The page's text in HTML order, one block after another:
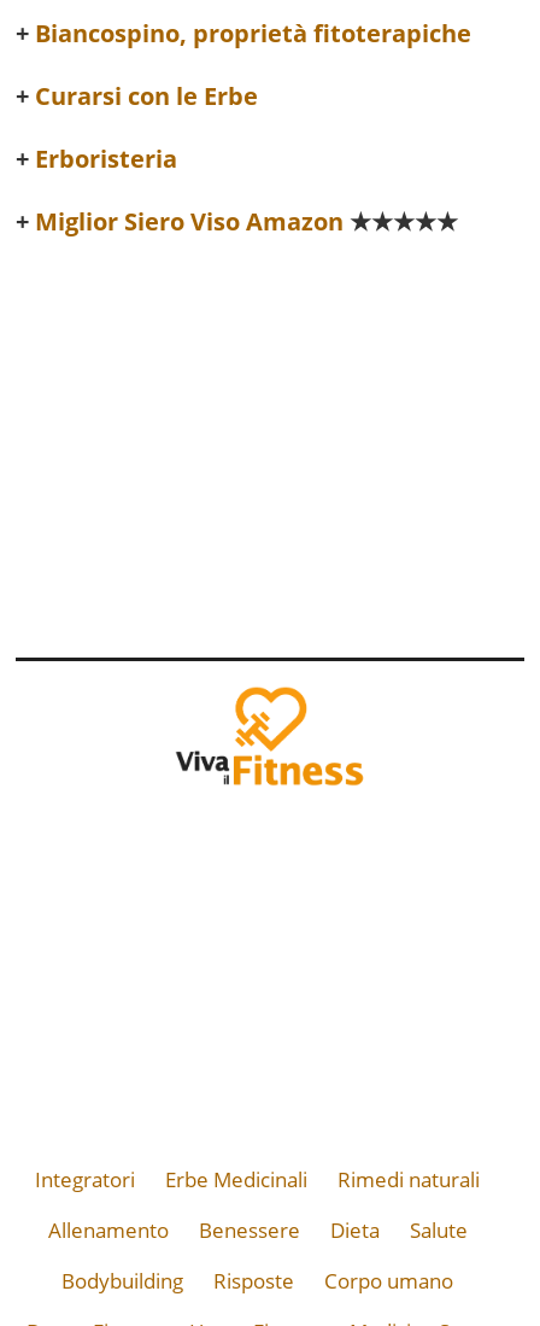
Biancospino, proprietà fitoterapiche
Curarsi con le Erbe
Erboristeria
Miglior Siero Viso Amazon ★★★★★
Integratori Erbe Medicinali
Rimedi naturali
Allenamento
Benessere Dieta
Salute
Bodybuilding
Risposte
Corpo umano